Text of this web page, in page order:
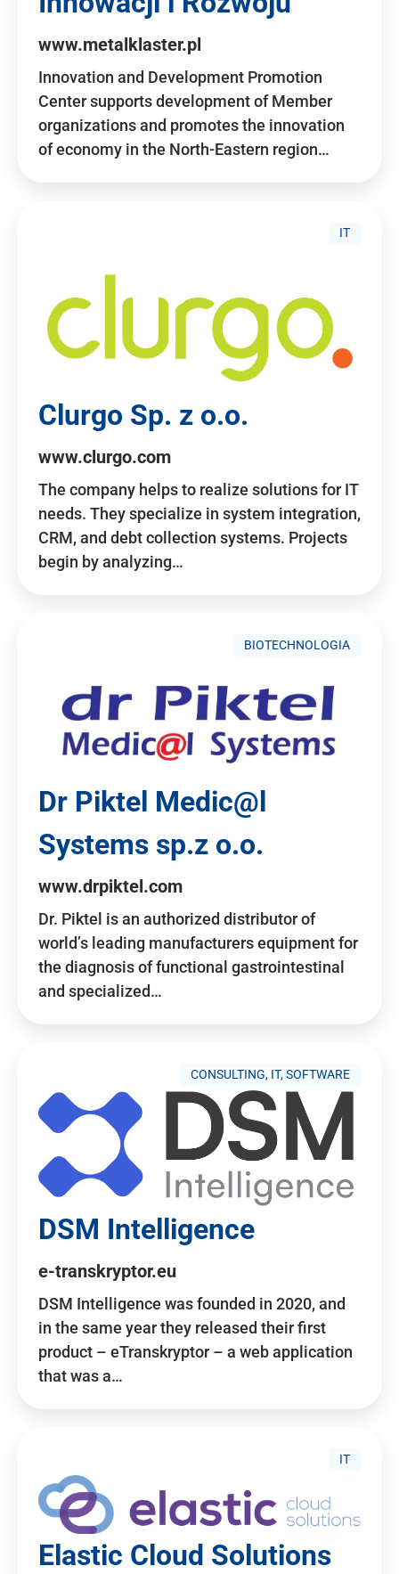
www.metalklaster.pl
Innovation and Development Promotion
Center supports development of Member
organizations and promotes the innovation
of economy in the North-Eastern region…
IT
Clurgo Sp. z o.o.
www.clurgo.com
The company helps to realize solutions for IT
needs. They specialize in system integration,
CRM, and debt collection systems. Projects
begin by analyzing…
BIOTECHNOLOGIA
Dr Piktel Medic@l
Systems sp.z o.o.
www.drpiktel.com
Dr. Piktel is an authorized distributor of
world’s leading manufacturers equipment for
the diagnosis of functional gastrointestinal
and specialized…
CONSULTING, IT, SOFTWARE
DSM Intelligence
e-transkryptor.eu
DSM Intelligence was founded in 2020, and
in the same year they released their first
product – eTranskryptor – a web application
that was a…
IT
Elastic Cloud Solutions